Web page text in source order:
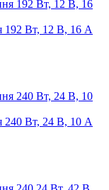
192 Вт, 12 В, 16 А
240 Вт, 24 В, 10 А